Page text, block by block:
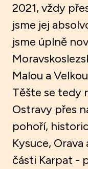
2021, vždy
jsme jej
jsme úplně
Malou a
Těšte se tedy
Ostravy přes
pohoří,
Kysuce,
části Karpat -